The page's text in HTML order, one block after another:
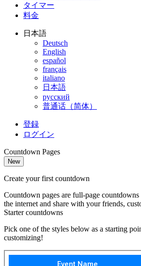
タイマー
料金
日本語
Deutsch
English
español
français
italiano
日本語
русский
普通话（简体）
登録
ログイン
Countdown Pages
New
Create your first countdown
Countdown pages are full-page
the internet and share with your friends,
Starter countdowns
Pick one of the styles below as a starting
customizing!